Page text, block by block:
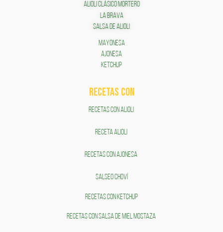
ALIOLI CLÁSICO MORTERO
LA BRAVA
SALSA DE ALIOLI
MAYONESA
AJONESA
KETCHUP
RECETAS COn
RECETAS CON ALIOLI
RECETA ALIOLI
RECETAS CON AJONESA
SALSEO CHOVÍ
RECETAS CON KETCHUP
RECETAS CON SALSA DE MIEL MOSTAZA